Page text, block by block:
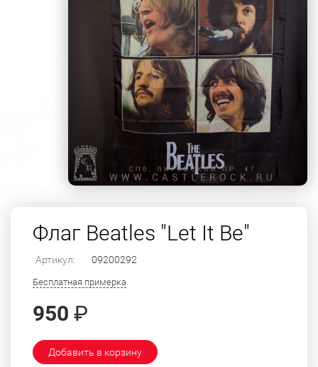
Флаг Beatles "Let It Be"
Артикул: 09200292
Бесплатная примерка
950 ₽
Добавить в корзину